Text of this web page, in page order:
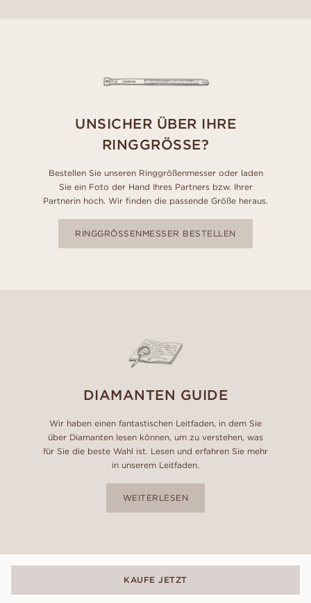
UNSICHER ÜBER IHRE
RINGGRÖSSE?
Bestellen Sie unseren Ringgrößenmesser oder laden
Sie ein Foto der Hand Ihres Partners bzw. Ihrer
Partnerin hoch. Wir finden die passende Größe heraus.
RINGGRÖSSENMESSER BESTELLEN
DIAMANTEN GUIDE
Wir haben einen fantastischen Leitfaden, in dem Sie
über Diamanten lesen können, um zu verstehen, was
für Sie die beste Wahl ist. Lesen und erfahren Sie mehr
in unserem Leitfaden.
WEITERLESEN
KAUFE JETZT